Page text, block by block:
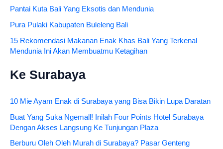
Pantai Kuta Bali Yang Eksotis dan Mendunia
Pura Pulaki Kabupaten Buleleng Bali
15 Rekomendasi Makanan Enak Khas Bali Yang Terkenal
Mendunia Ini Akan Membuatmu Ketagihan
Ke Surabaya
10 Mie Ayam Enak di Surabaya yang Bisa Bikin Lupa Daratan
Buat Yang Suka Ngemall! Inilah Four Points Hotel Surabaya
Dengan Akses Langsung Ke Tunjungan Plaza
Berburu Oleh Oleh Murah di Surabaya? Pasar Genteng